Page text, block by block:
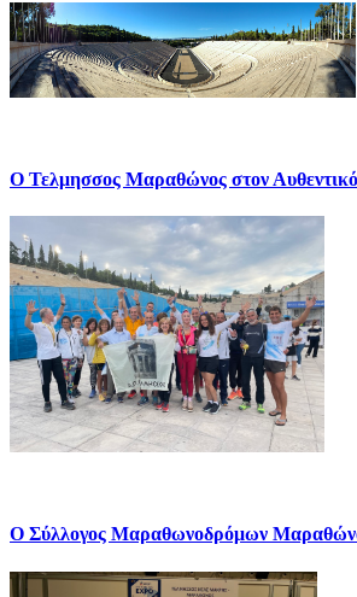
Ο Τελμησσος Μαραθώνος στον
Ο Σύλλογος Μαραθωνοδρόμων